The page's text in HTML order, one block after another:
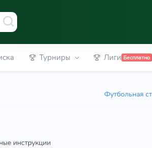
Турниры Лиги Бесплатно
Футбольная
инструкции